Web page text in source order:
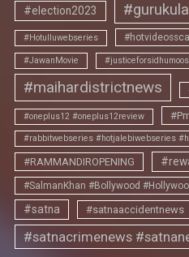
#election2023
#Hotulluwebseries
#JawanMovie
#maihardistrictnews
#oneplus12 #oneplus12review
#rabbitwebseries #hotjalebiwebseries
#RAMMANDIROPENING
#SalmanKhan #Bollywood
#satna #satnaaccidentnews
#satnacrimenews